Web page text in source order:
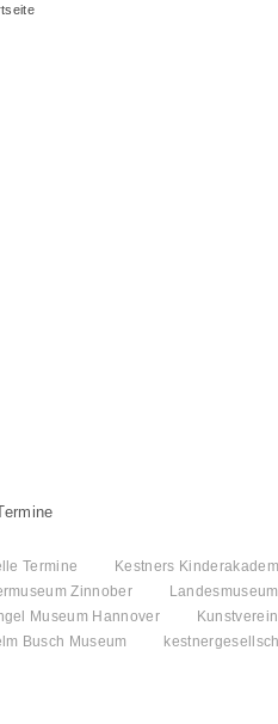
Termine Kestners
Zinnober
Museum Hannover
Busch Museum